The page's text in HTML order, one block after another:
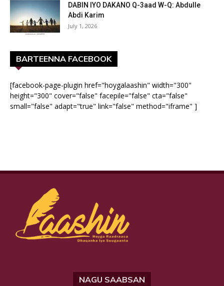
DABIN IYO DAKANO Q-3aad W-Q: Abdulle
Abdi Karim
July 1, 2026
BARTEENNA FACEBOOK
[facebook-page-plugin href="hoygalaashin" width="300"
height="300" cover="false" facepile="false" cta="false"
small="false" adapt="true" link="false" method="iframe" ]
NAGU SAABSAN